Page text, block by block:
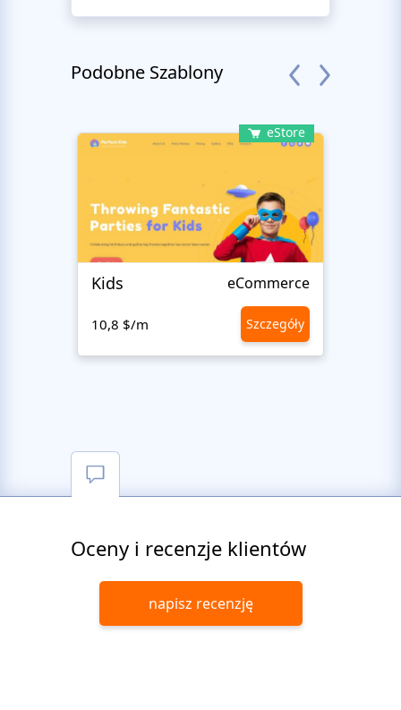
Podobne Szablony
eStore
Kids eCommerce
10,8 $/m Szczegóły
Oceny i recenzje klientów
napisz recenzję